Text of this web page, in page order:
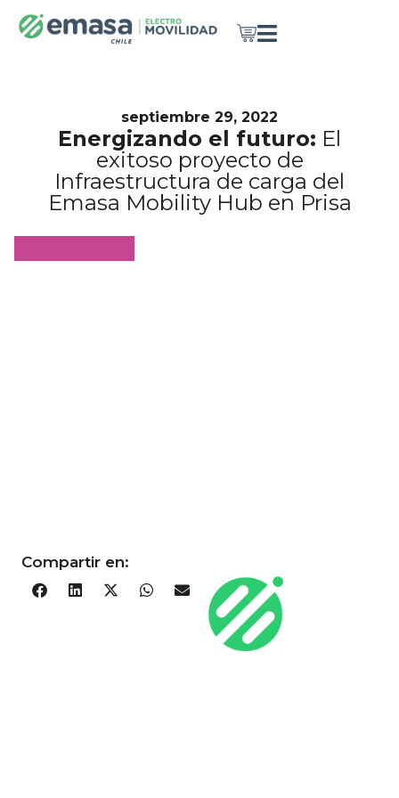
septiembre 29, 2022
Energizando el futuro: El
exitoso proyecto de
Infraestructura de carga del
Emasa Mobility Hub en Prisa
Compartir en: